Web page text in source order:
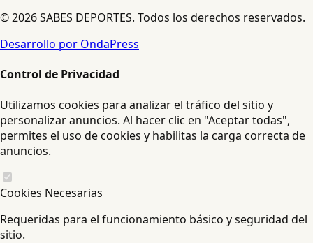
© 2026 SABES DEPORTES. Todos los derechos reservados.
Desarrollo por OndaPress
Control de Privacidad
Utilizamos cookies para analizar el tráfico del sitio y
personalizar anuncios. Al hacer clic en "Aceptar todas",
permites el uso de cookies y habilitas la carga correcta de
anuncios.
Cookies Necesarias
Requeridas para el funcionamiento básico y seguridad del
sitio.